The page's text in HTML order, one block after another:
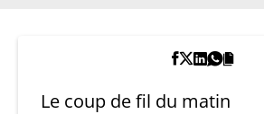
Le coup de fil du matin